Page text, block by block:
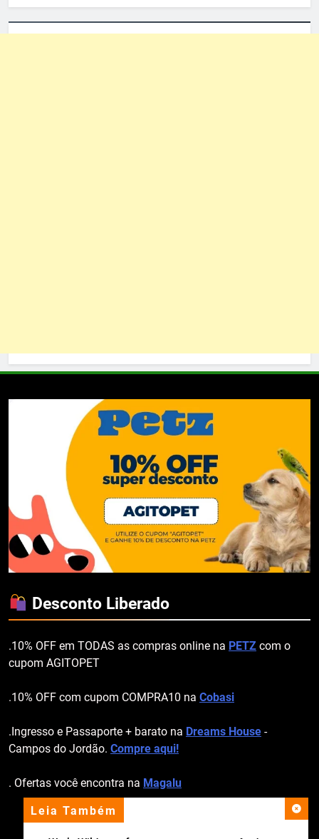
Leia Também
Desconto Liberado
.10% OFF em TODAS as compras online na PETZ com o
cupom AGITOPET
.10% OFF com cupom COMPRA10 na Cobasi
.Ingresso e Passaporte + barato na Dreams House -
Campos do Jordão. Compre aqui!
. Ofertas você encontra na Magalu
apoio institucional